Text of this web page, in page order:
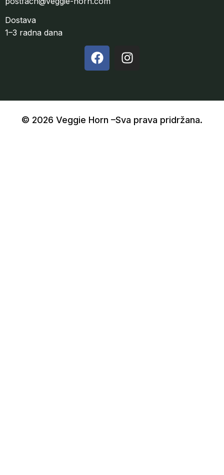
Dostava
1–3 radna dana
© 2026 Veggie Horn –Sva prava pridržana.